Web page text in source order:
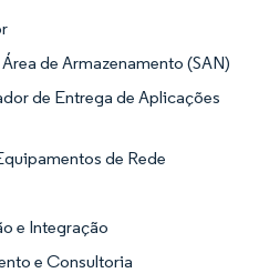
de Armazenamento (SAN)
de Entrega de Aplicações
de Rede
e Integração
e Consultoria